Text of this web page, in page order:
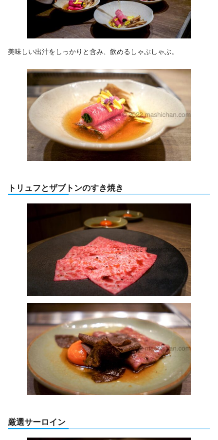
美味しい出汁をしっかりと含み、飲めるしゃぶしゃぶ。
トリュフとザブトンのすき焼き
厳選サーロイン